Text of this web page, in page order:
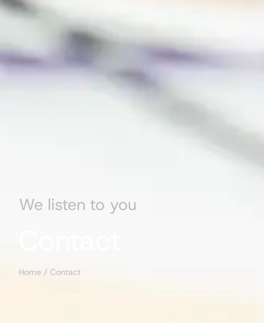
We listen to you
Home /Contact